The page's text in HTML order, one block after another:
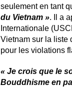
seulement en tant
du Vietnam ». Il a
Internationale
Vietnam sur la liste
pour les violations
« Je crois que le
Bouddhisme en